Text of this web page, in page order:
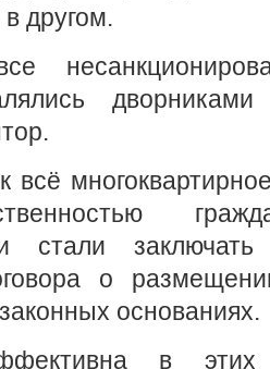
другом.
всё
стали
о
основаниях.
в этих